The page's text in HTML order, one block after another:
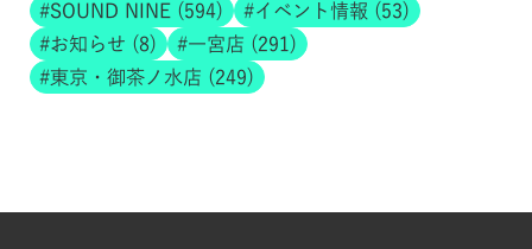
SOUND NINE (594)
イベント情報 (53)
お知らせ (8)
一宮店 (291)
東京・御茶ノ水店 (249)